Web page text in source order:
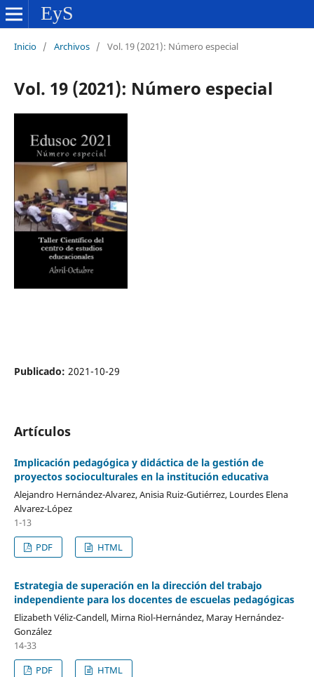
Inicio / Archivos / Vol. 19 (2021): Número especial
Vol. 19 (2021): Número especial
Publicado: 2021-10-29
Artículos
Implicación pedagógica y didáctica de la gestión de
proyectos socioculturales en la institución educativa
Alejandro Hernández-Alvarez, Anisia Ruiz-Gutiérrez, Lourdes Elena
Alvarez-López
1-13
PDF
HTML
Estrategia de superación en la dirección del trabajo
independiente para los docentes de escuelas pedagógicas
Elizabeth Véliz-Candell, Mirna Riol-Hernández, Maray Hernández-
González
14-33
PDF
HTML